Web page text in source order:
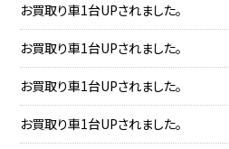
お買取り車1台UPされました。
お買取り車1台UPされました。
お買取り車1台UPされました。
お買取り車1台UPされました。